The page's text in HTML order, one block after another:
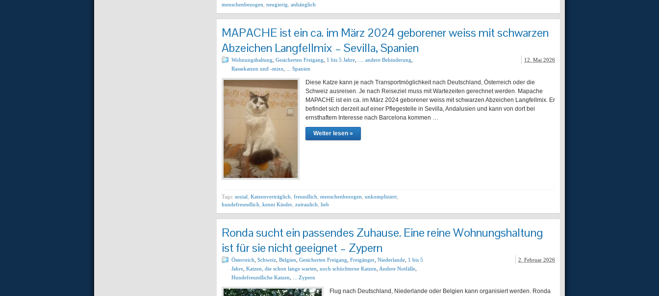
menschenbezogen neugierig anhänglich
MAPACHE ist ein ca. im März 2024 geborener weiss mit schwarzen
Abzeichen Langfellmix – Sevilla, Spanien
Wohnungshaltung Gesicherten Freigang 1 bis 5 Jahre .... andere Behinderung
Rassekatzen und -mixe
... Spanien
12. Mai 2026
Diese Katze kann je nach Transportmöglichkeit nach Deutschland, Österreich oder die
Schweiz ausreisen. Je nach Reiseziel muss mit Wartezeiten gerechnet werden. Mapache
MAPACHE ist ein ca. im März 2024 geborener weiss mit schwarzen Abzeichen Langfellmix. Er
befindet sich derzeit auf einer Pflegestelle in Sevilla, Andalusien und kann von dort bei
ernsthaftem Interesse nach Barcelona kommen …
Weiter lesen »
Tags: sozial Katzenverträglich freundlich menschenbezogen unkompliziert
hundefreundlich kennt Kinder zutraulich lieb
Ronda sucht ein passendes Zuhause. Eine reine Wohnungshaltung
ist für sie nicht geeignet – Zypern
Österreich Schweiz Belgien Gesicherten Freigang Freigänger Niederlande 1 bis 5
Jahre Katzen, die schon lange warten noch schüchterne Katzen Andere Notfälle
Hundefreundliche Katzen
... Zypern
2. Februar 2026
Flug nach Deutschland, Niederlande oder Belgien kann organisiert werden. Ronda